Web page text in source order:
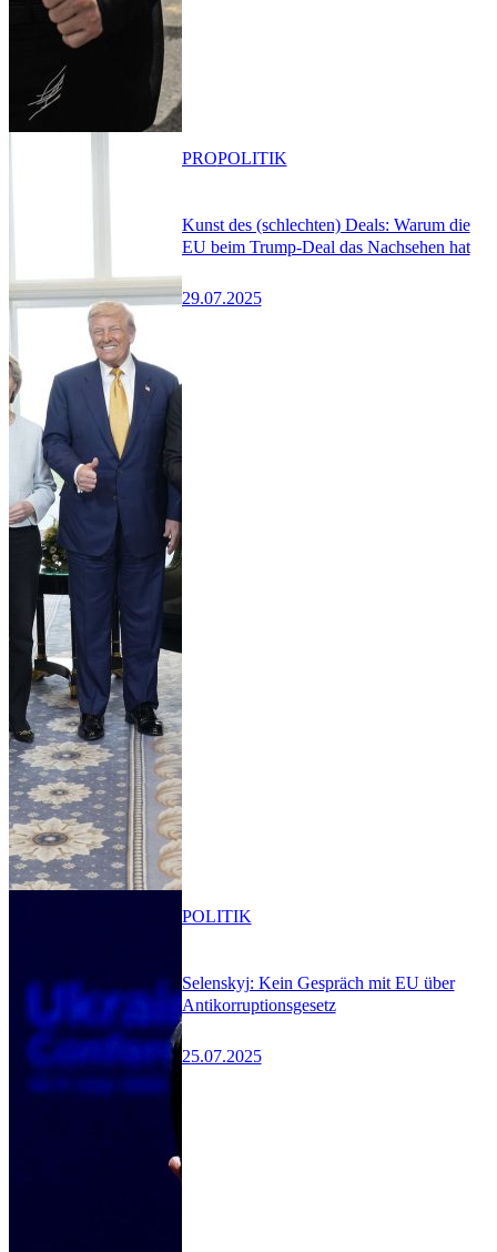
Kunst des (schlechten) Deals: Warum die
EU beim Trump-Deal das Nachsehen hat
29.07.2025
PROPOLITIK
Selenskyj: Kein Gespräch mit EU über
Antikorruptionsgesetz
25.07.2025
POLITIK